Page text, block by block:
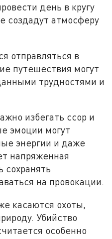
день в кругу
создадут атмосферу
отправляться в
путешествия могут
трудностями и
избегать ссор и
эмоции могут
энергии и даже
напряженная
сохранять
на провокации.
касаются охоты,
Убийство
особенно